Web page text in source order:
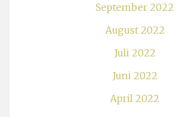
September 2022
August 2022
Juli 2022
Juni 2022
April 2022